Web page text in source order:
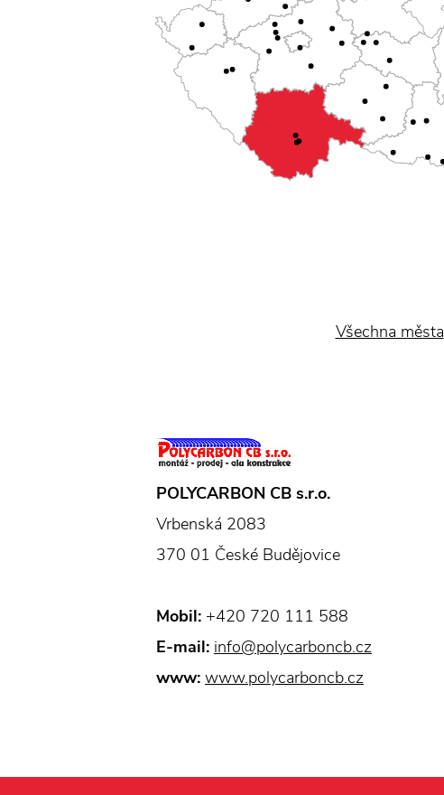
Všechna města
POLYCARBON CB s.r.o.
Vrbenská 2083
370 01 České Budějovice
Mobil: +420 720 111 588
E-mail: info@polycarboncb.cz
www: www.polycarboncb.cz